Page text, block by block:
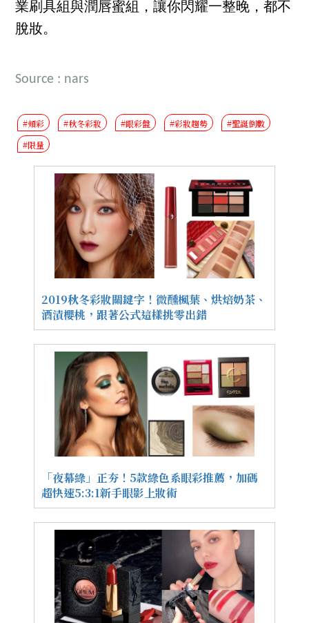
業刷具組與潤唇蜜組，讓你閃耀一整晚，都不
脫妝。
Source : nars
#頰彩 #秋冬彩妝 #眼彩盤 #彩妝趨勢
#聖誕倒數
#限量
2019秋冬彩妝關鍵字！微醺楓葉、烘焙奶茶、
酒漬櫻桃，跟著公式這樣挑零出錯
「夜幕綠」正夯！5款綠色系眼彩推薦，加碼
超快速5:3:1新手眼影上妝術